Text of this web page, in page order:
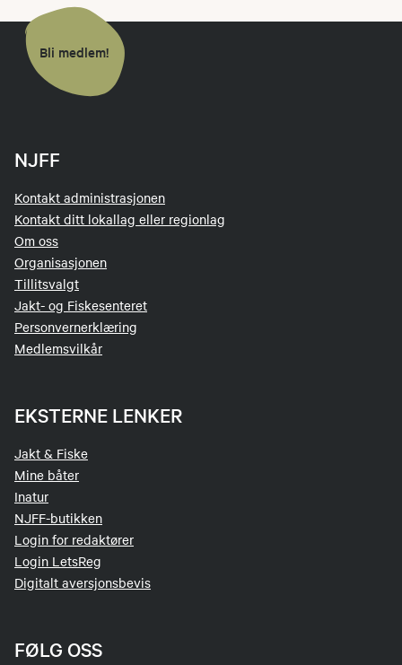
Bli medlem!
NJFF
Kontakt administrasjonen
Kontakt ditt lokallag eller regionlag
Om oss
Organisasjonen
Tillitsvalgt
Jakt- og Fiskesenteret
Personvernerklæring
Medlemsvilkår
EKSTERNE LENKER
Jakt & Fiske
Mine båter
Inatur
NJFF-butikken
Login for redaktører
Login LetsReg
Digitalt aversjonsbevis
FØLG OSS